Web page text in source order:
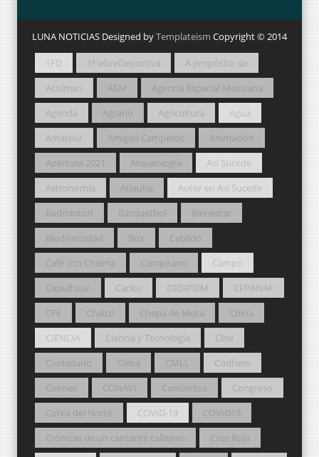
LUNA NOTICIAS Designed byTemplateism Copyright © 2014
1FD 1FiebreDeportiva
A propósito de
Acolman
AEM
Agencia Espacial Mexicana
Agenda
Agrario Agricultura
Agua
Amateur
Amigos Camperos
Animación
Apertura 2021
Arqueología
Así Sucede
Astronomía
Atlautla
Autor en Así Sucede
Bádminton
Básquetbol
Bienestar
Biodiversidad
Box
Cabildo
Café con Chisma
Campirano
Campo
Capulhuac
Carlos CEDIPIEM
CEPANAF
CFE
Chalco Chapa de Mota
China
CIENCIA
Ciencia y Tecnología
Cine
Ciudadano
Clima CMLL
Codhem
Colmex
CONAVI Conciertos
Congreso
Corea del Norte
COVID-19
COVID19
Crónicas de un cantante callejero
Cruz Roja